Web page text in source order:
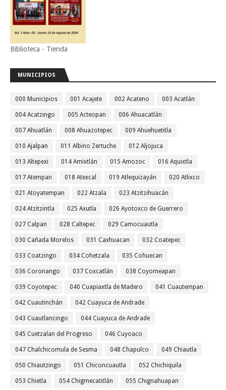
Biblioteca - Tienda
MUNICIPIOS
000 Municipios 001 Acajete 002 Acateno 003 Acatlán
004 Acatzingo 005 Acteopan 006 Ahuacatlán
007 Ahuatlán 008 Ahuazotepec 009 Ahuehuetitla
010 Ajalpan 011 Albino Zertuche 012 Aljojuca
013 Altepexi 014 Amixtlán 015 Amozoc 016 Aquixtla
017 Atempan 018 Atexcal 019 Atlequizayán 020 Atlixco
021 Atoyatempan 022 Atzala 023 Atzitzihuacán
024 Atzitzintla 025 Axutla 026 Ayotoxco de Guerrero
027 Calpan 028 Caltepec 029 Camocuautla
030 Cañada Morelos 031 Caxhuacan 032 Coatepec
033 Coatzingo 034 Cohetzala 035 Cohuecan
036 Coronango 037 Coxcatlán 038 Coyomeapan
039 Coyotepec 040 Cuapiaxtla de Madero 041 Cuautempan
042 Cuautinchán 042 Cuayuca de Andrade
043 Cuautlancingo 044 Cuayuca de Andrade
045 Cuetzalan del Progreso 046 Cuyoaco
047 Chalchicomula de Sesma 048 Chapulco 049 Chiautla
050 Chiautzingo 051 Chiconcuautla 052 Chichiquila
053 Chietla 054 Chigmecatitlán 055 Chignahuapan